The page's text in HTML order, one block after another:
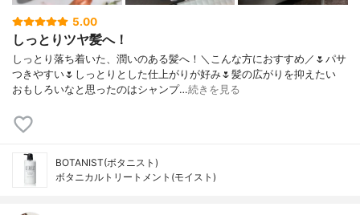
5.00
しっとりツヤ髪へ！
しっとり落ち着いた、潤いのある髪へ！＼こんな方におすすめ／🌷パサ
つきやすい🌷しっとりとした仕上がりが好み🌷髪の広がりを抑えたい
おもしろいなと思ったのはシャンプ…続きを見る
BOTANIST(ボタニスト)
ボタニカルトリートメント(モイスト)